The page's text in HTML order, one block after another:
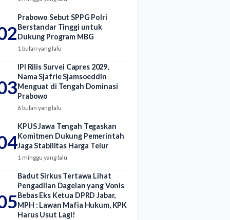
Prabowo Sebut SPPG Polri
Berstandar Tinggi untuk
Dukung Program MBG
1 bulan yang lalu
IPI Rilis Survei Capres 2029,
Nama Sjafrie Sjamsoeddin
Menguat di Tengah Dominasi
Prabowo
6 bulan yang lalu
KPUS Jawa Tengah Tegaskan
Komitmen Dukung Pemerintah
Jaga Stabilitas Harga Telur
1 minggu yang lalu
Badut Sirkus Tertawa Lihat
Pengadilan Dagelan yang Vonis
Bebas Eks Ketua DPRD Jabar,
MPH : Lawan Mafia Hukum, KPK
Harus Usut Lagi!